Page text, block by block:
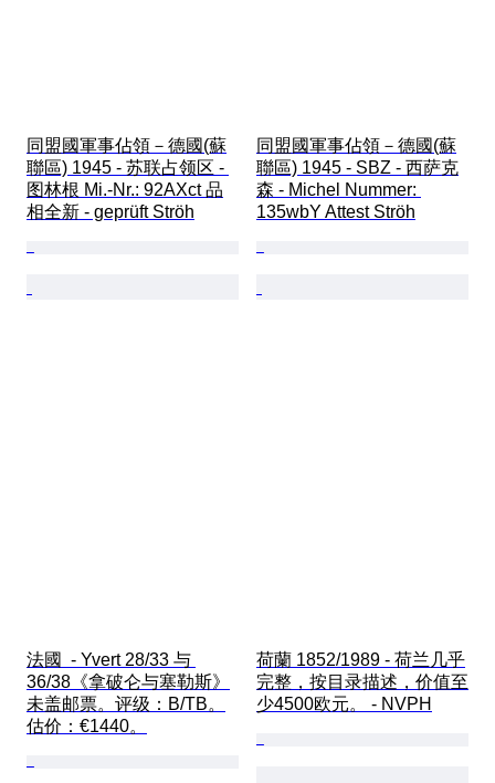
同盟國軍事佔領－德國(蘇
聯區) 1945 - 苏联占领区 -
图林根 Mi.-Nr.: 92AXct 品
相全新 - geprüft Ströh
同盟國軍事佔領－德國(蘇
聯區) 1945 - SBZ - 西萨克
森 - Michel Nummer:
135wbY Attest Ströh
法國  - Yvert 28/33 与
36/38《拿破仑与塞勒斯》
未盖邮票。评级：B/TB。
估价：€1440。
荷蘭 1852/1989 - 荷兰几乎
完整，按目录描述，价值至
少4500欧元。 - NVPH